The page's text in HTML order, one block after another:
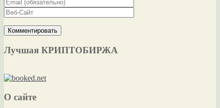
Лучшая КРИПТОБИРЖА
О сайте